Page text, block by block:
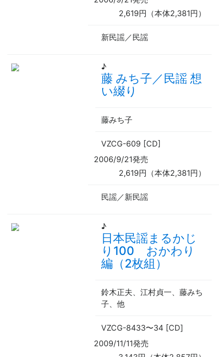
2,619円（本体2,381円）
新民謡／民謡
♪
藤 みち子／民謡 想
い綴り
藤みち子
VZCG-609 [CD]
2006/9/21発売
2,619円（本体2,381円）
民謡／新民謡
♪
日本民謡まるかじ
り100 おかわり
編（2枚組）
鈴木正夫、江村貞一、藤みち
子、 他
VZCG-8433〜34 [CD]
2009/11/11発売